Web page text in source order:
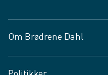
Om Brødrene Dahl